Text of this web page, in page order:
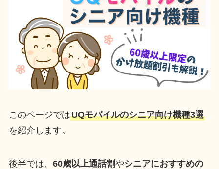
このページではUQモバイルのシニア向け機種3選
を紹介します。
後半では、 60歳以上通話割やシニアにおすすめの